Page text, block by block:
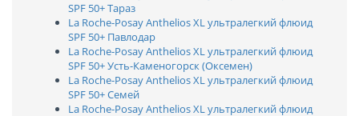
SPF 50+ Тараз
La Roche-Posay Anthelios XL ультралегкий флюид
SPF 50+ Павлодар
La Roche-Posay Anthelios XL ультралегкий флюид
SPF 50+ Усть-Каменогорск (Оксемен)
La Roche-Posay Anthelios XL ультралегкий флюид
SPF 50+ Семей
La Roche-Posay Anthelios XL ультралегкий флюид